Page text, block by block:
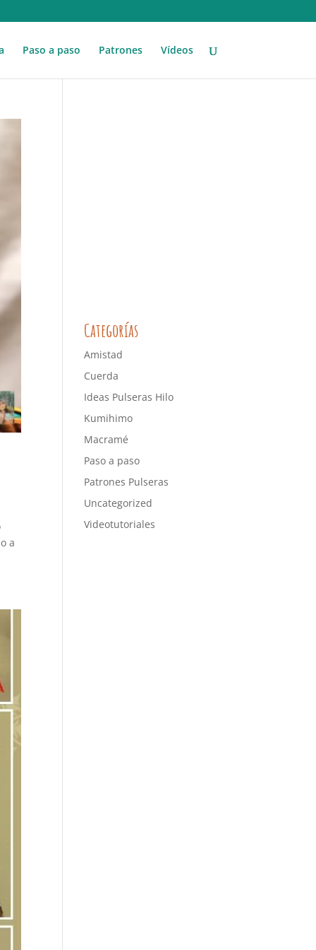
Paso a paso Patrones Vídeos
a
Categorías
Amistad
Cuerda
Ideas Pulseras Hilo
Kumihimo
Macramé
Paso a paso
Patrones Pulseras
Uncategorized
Videotutoriales